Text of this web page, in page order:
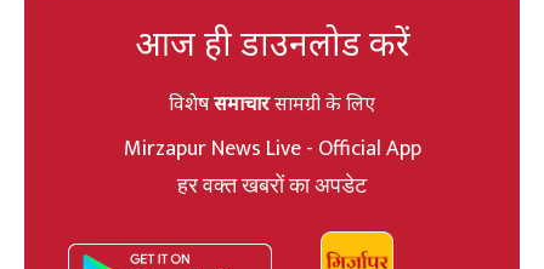
आज ही डाउनलोड करें
विशेषसमाचारसामग्री के लिए
Mirzapur News Live - Official App
हर वक्त खबरों का अपडेट